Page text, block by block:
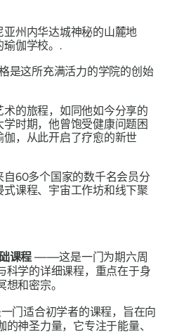
州内华达城神秘的山麓地
瑜伽学校。.
是这所充满活力的学院的创始
的旅程，如同他如今分享的
时期，他曾饱受健康问题困
，从此开启了疗愈的新世
60多个国家的数千名会员分
课程、宇宙工作坊和线下聚
课程 ——这是一门为期六周
科学的详细课程，重点在于身
和密宗。
适合初学者的课程，旨在向
神圣力量，它专注于能量、